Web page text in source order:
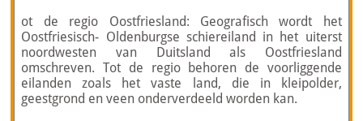
ot de regio Oostfriesland: Geografisch wordt het
Oostfriesisch- Oldenburgse schiereiland in het uiterst
noordwesten van Duitsland als Oostfriesland
omschreven. Tot de regio behoren de voorliggende
eilanden zoals het vaste land, die in kleipolder,
geestgrond en veen onderverdeeld worden kan.